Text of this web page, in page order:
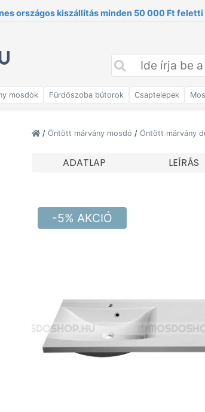
országos kiszállítás minden 50 000 Ft
mosdók Fürdőszoba bútorok Csaptelepek
/ Öntött márvány mosdó / Öntött márvány
ADATLAP LEÍRÁS
-5% AKCIÓ